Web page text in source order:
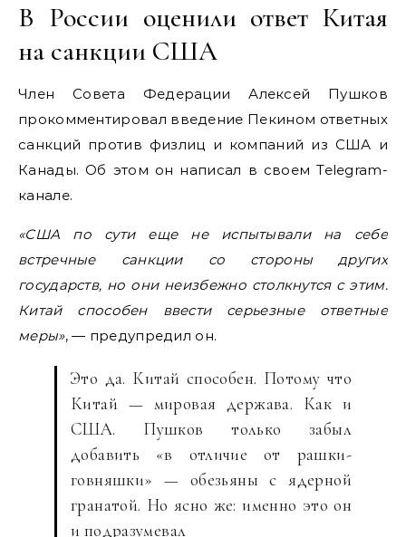
В России оценили ответ Китая
на санкции США
Член Совета Федерации Алексей Пушков
прокомментировал введение Пекином ответных
санкций против физлиц и компаний из США и
Канады. Об этом он написал в своем Telegram-
канале.
«США по сути еще не испытывали на себе
встречные санкции со стороны других
государств, но они неизбежно столкнутся с этим.
Китай способен ввести серьезные ответные
меры», — предупредил он.
Это да. Китай способен. Потому что
Китай — мировая держава. Как и
США. Пушков только забыл
добавить «в отличие от рашки-
говняшки» — обезьяны с ядерной
гранатой. Но ясно же: именно это он
и подразумевал